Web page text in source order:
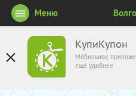
КупиКупон
Мобильное
ещё удобнее
Меню